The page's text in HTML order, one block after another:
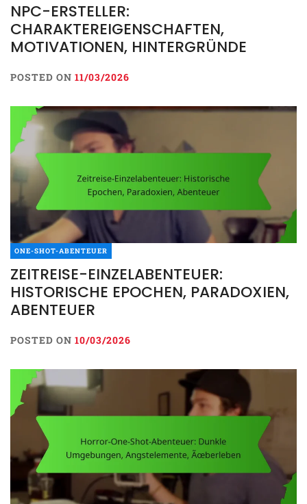
NPC-ERSTELLER:
CHARAKTEREIGENSCHAFTEN,
MOTIVATIONEN, HINTERGRÜNDE
POSTED ON 11/03/2026
ONE-SHOT-ABENTEUER
ZEITREISE-EINZELABENTEUER:
HISTORISCHE EPOCHEN, PARADOXIEN,
ABENTEUER
POSTED ON 10/03/2026